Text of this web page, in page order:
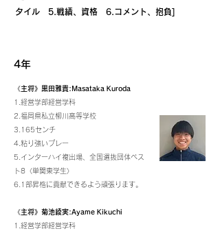
タイル 5.戦績、資格 6.コメント、抱負]
4年
《主将》黒田雅貴:Masataka Kuroda
1.経営学部経営学科
2.福岡県私立柳川高等学校
3.165センチ
4.粘り強いプレー
5.インターハイ複出場、全国選抜団体ベス
ト8〈単関東学生〉
6.1部昇格に貢献できるよう頑張ります。
《主将》菊池綾実:Ayame Kikuchi
1.経営学部経営学科